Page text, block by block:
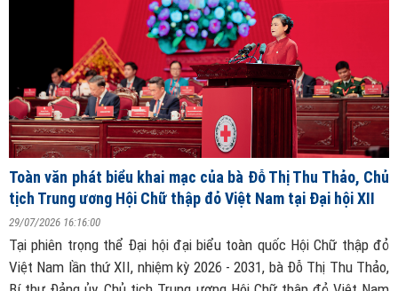
Toàn văn phát biểu khai mạc của bà Đỗ Thị Thu Thảo, Chủ
tịch Trung ương Hội Chữ thập đỏ Việt Nam tại Đại hội XII
29/07/2026 16:16:00
Tại phiên trọng thể Đại hội đại biểu toàn quốc Hội Chữ thập đỏ
Việt Nam lần thứ XII, nhiệm kỳ 2026 - 2031, bà Đỗ Thị Thu Thảo,